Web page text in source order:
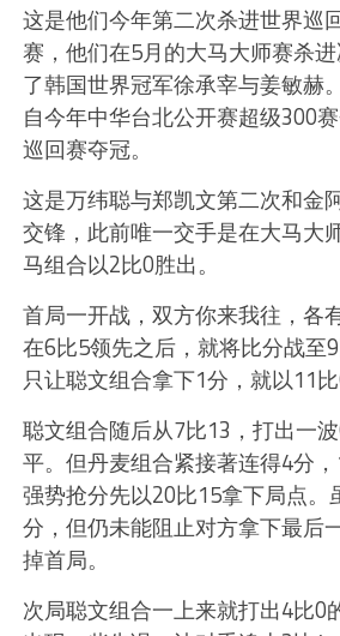
这是他们今年第二次杀进世界巡
赛，他们在5月的大马大师赛杀
了韩国世界冠军徐承宰与姜敏赫
自今年中华台北公开赛超级300
巡回赛夺冠。
这是万纬聪与郑凯文第二次和金
交锋，此前唯一交手是在大马大
马组合以2比0胜出。
首局一开战，双方你来我往，各
在6比5领先之后，就将比分战至
只让聪文组合拿下1分，就以11比
聪文组合随后从7比13，打出一
平。但丹麦组合紧接著连得4分
强势抢分先以20比15拿下局点。
分，但仍未能阻止对方拿下最后
掉首局。
次局聪文组合一上来就打出4比0